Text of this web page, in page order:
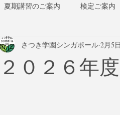
夏期講習のご案内 検定ご案内
２０２６年
さつき学園シンガポール 2月5日